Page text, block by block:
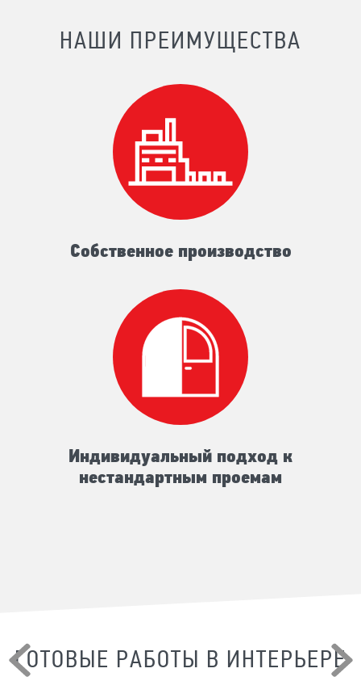
НАШИ ПРЕИМУЩЕСТВА
Собственное производство
Индивидуальный подход к
нестандартным проемам
ГОТОВЫЕ РАБОТЫ В ИНТЕРЬЕРЕ